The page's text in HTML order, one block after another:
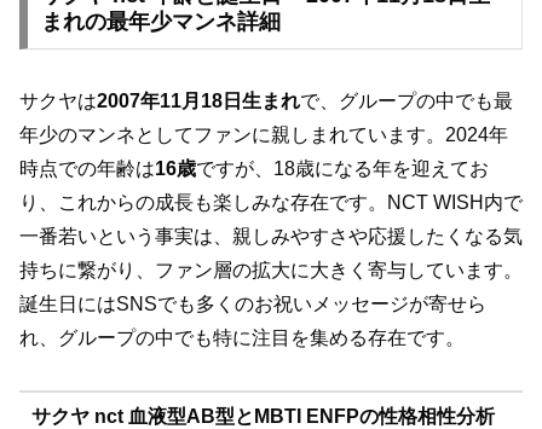
まれの最年少マンネ詳細
サクヤは2007年11月18日生まれで、グループの中でも最
年少のマンネとしてファンに親しまれています。2024年
時点での年齢は16歳ですが、18歳になる年を迎えてお
り、これからの成長も楽しみな存在です。NCT WISH内で
一番若いという事実は、親しみやすさや応援したくなる気
持ちに繋がり、ファン層の拡大に大きく寄与しています。
誕生日にはSNSでも多くのお祝いメッセージが寄せら
れ、グループの中でも特に注目を集める存在です。
サクヤ nct 血液型AB型とMBTI ENFPの性格相性分析